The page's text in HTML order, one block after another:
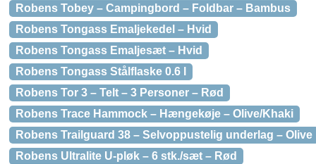
Robens Tobey – Campingbord – Foldbar – Bambus
Robens Tongass Emaljekedel – Hvid
Robens Tongass Emaljesæt – Hvid
Robens Tongass Stålflaske 0.6 l
Robens Tor 3 – Telt – 3 Personer – Rød
Robens Trace Hammock – Hængekøje – Olive/Khaki
Robens Trailguard 38 – Selvoppustelig underlag – Olive
Robens Ultralite U-pløk – 6 stk./sæt – Rød